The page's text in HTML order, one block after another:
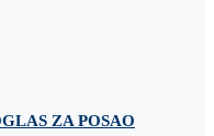
ZA POSAO